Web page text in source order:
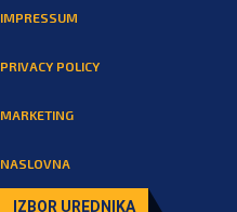
IMPRESSUM
PRIVACY POLICY
MARKETING
NASLOVNA
IZBOR UREDNIKA